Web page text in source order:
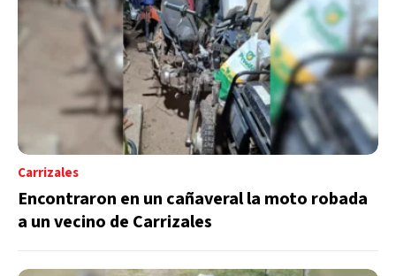
Carrizales
Encontraron en un cañaveral la moto robada
a un vecino de Carrizales